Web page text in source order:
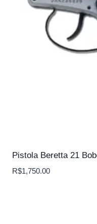
Pistola Beretta 21
R$1,750.00